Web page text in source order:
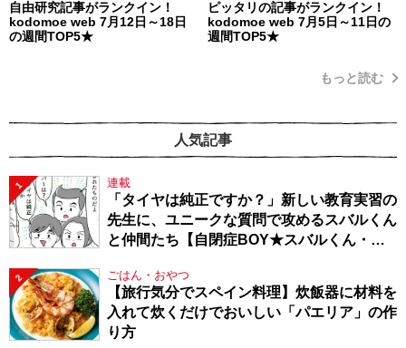
自由研究記事がランクイン！
kodomoe web 7月12日～18日
の週間TOP5★
ピッタリの記事がランクイン！
kodomoe web 7月5日～11日の
週間TOP5★
もっと読む
人気記事
1 連載
「タイヤは純正ですか？」新しい教育実習の
先生に、ユニークな質問で攻めるスバルくん
と仲間たち【自閉症BOY★スバルくん・
2 ごはん・おやつ
【旅行気分でスペイン料理】炊飯器に材料を
入れて炊くだけでおいしい「パエリア」の作
り方